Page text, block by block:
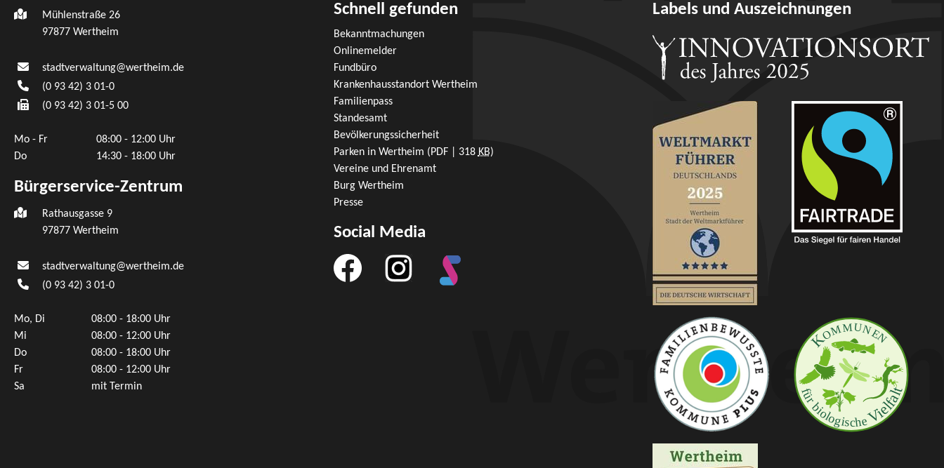
Mühlenstraße 26
97877 Wertheim
stadtverwaltung@wertheim.de
(0 93 42) 3 01-0
(0 93 42) 3 01-5 00
Mo - Fr
08:00 - 12:00 Uhr
Do
14:30 - 18:00 Uhr
Bürgerservice-Zentrum
Rathausgasse 9
97877 Wertheim
stadtverwaltung@wertheim.de
(0 93 42) 3 01-0
Mo, Di
08:00 - 18:00 Uhr
Mi
08:00 - 12:00 Uhr
Do
08:00 - 18:00 Uhr
Fr
08:00 - 12:00 Uhr
Sa
mit Termin
Schnell gefunden
Bekanntmachungen
Onlinemelder
Fundbüro
Krankenhausstandort Wertheim
Familienpass
Standesamt
Bevölkerungssicherheit
Parken in Wertheim (PDF | 318 KB)
Vereine und Ehrenamt
Burg Wertheim
Presse
Social Media
Labels und Auszeichnungen